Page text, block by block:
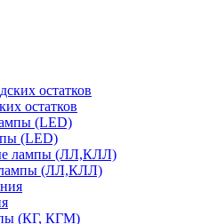
остатков
(LED)
(ЛЛ,КЛЛ)